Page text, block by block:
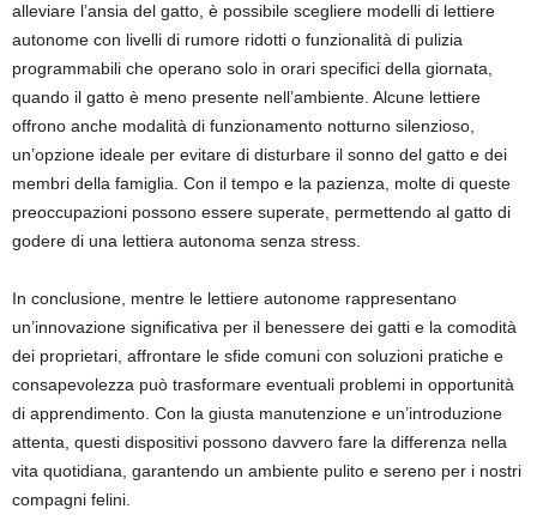
alleviare l’ansia del gatto, è possibile scegliere modelli di lettiere
autonome con livelli di rumore ridotti o funzionalità di pulizia
programmabili che operano solo in orari specifici della giornata,
quando il gatto è meno presente nell’ambiente. Alcune lettiere
offrono anche modalità di funzionamento notturno silenzioso,
un’opzione ideale per evitare di disturbare il sonno del gatto e dei
membri della famiglia. Con il tempo e la pazienza, molte di queste
preoccupazioni possono essere superate, permettendo al gatto di
godere di una lettiera autonoma senza stress.
In conclusione, mentre le lettiere autonome rappresentano
un’innovazione significativa per il benessere dei gatti e la comodità
dei proprietari, affrontare le sfide comuni con soluzioni pratiche e
consapevolezza può trasformare eventuali problemi in opportunità
di apprendimento. Con la giusta manutenzione e un’introduzione
attenta, questi dispositivi possono davvero fare la differenza nella
vita quotidiana, garantendo un ambiente pulito e sereno per i nostri
compagni felini.